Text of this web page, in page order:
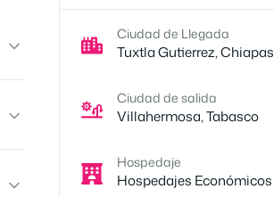
Ciudad de Llegada
Tuxtla Gutierrez, Chiapas
Ciudad de salida
Villahermosa, Tabasco
Hospedaje
Hospedajes Económicos